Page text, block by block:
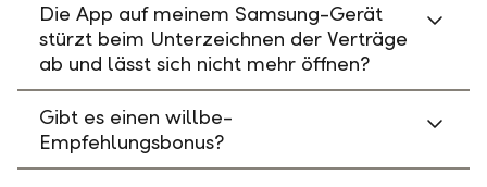
Die App auf meinem Samsung-Gerät
stürzt beim Unterzeichnen der Verträge
ab und lässt sich nicht mehr öffnen?
Gibt es einen willbe-
Empfehlungsbonus?